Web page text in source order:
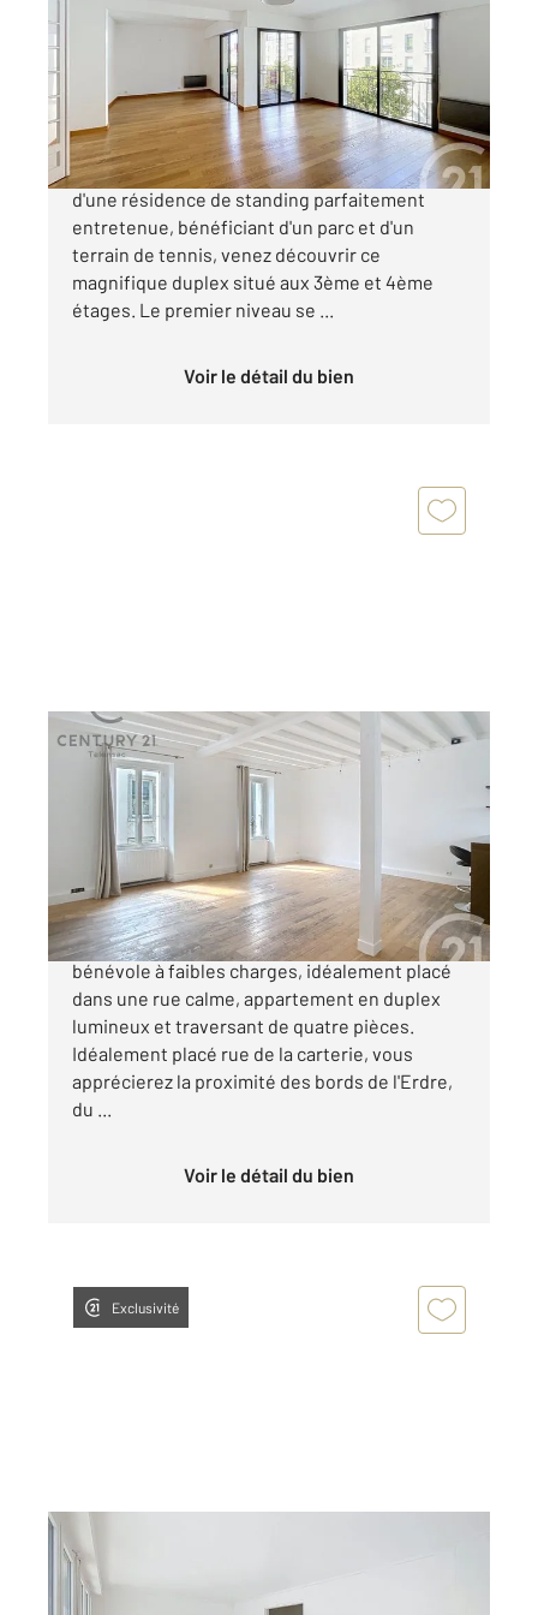
Ref : 15343
Appartement T4 à vendre
457 600 €
ROND POINT DE VANNES HAUTS PAVES Au sein
d'une résidence de standing parfaitement
entretenue, bénéficiant d'un parc et d'un
terrain de tennis, venez découvrir ce
magnifique duplex situé aux 3ème et 4ème
étages. Le premier niveau se ...
Voir le détail du bien
NANTES 44
76 m2, 4 pièces
Ref : 15371
Appartement F4 à vendre
299 000 €
NANTES-ERDRE Dans une petite copropriété
bénévole à faibles charges, idéalement placé
dans une rue calme, appartement en duplex
lumineux et traversant de quatre pièces.
Idéalement placé rue de la carterie, vous
apprécierez la proximité des bords de l'Erdre,
du ...
Voir le détail du bien
Exclusivité
NANTES 44
93,36 m
Ref : 15294